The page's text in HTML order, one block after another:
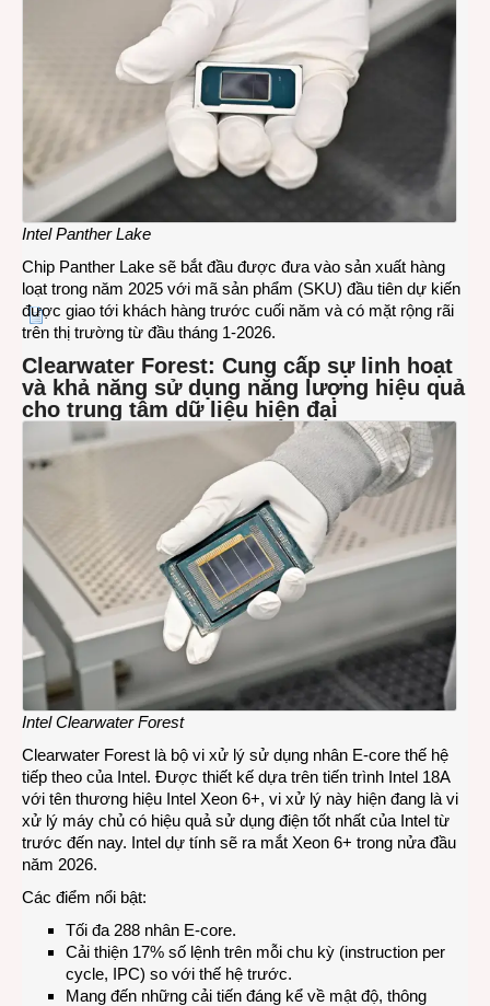
Intel Panther Lake
Chip Panther Lake sẽ bắt đầu được đưa vào sản xuất hàng
loạt trong năm 2025 với mã sản phẩm (SKU) đầu tiên dự kiến
được giao tới khách hàng trước cuối năm và có mặt rộng rãi
trên thị trường từ đầu tháng 1-2026.
Clearwater Forest: Cung cấp sự linh hoạt
và khả năng sử dụng năng lượng hiệu quả
cho trung tâm dữ liệu hiện đại
Intel Clearwater Forest
Clearwater Forest là bộ vi xử lý sử dụng nhân E-core thế hệ
tiếp theo của Intel. Được thiết kế dựa trên tiến trình Intel 18A
với tên thương hiệu Intel Xeon 6+, vi xử lý này hiện đang là vi
xử lý máy chủ có hiệu quả sử dụng điện tốt nhất của Intel từ
trước đến nay. Intel dự tính sẽ ra mắt Xeon 6+ trong nửa đầu
năm 2026.
Các điểm nổi bật:
Tối đa 288 nhân E-core.
Cải thiện 17% số lệnh trên mỗi chu kỳ (instruction per
cycle, IPC) so với thế hệ trước.
Mang đến những cải tiến đáng kể về mật độ, thông